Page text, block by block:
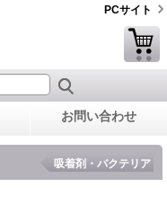
PCサイト
お問い合わせ
吸着剤・バクテリア